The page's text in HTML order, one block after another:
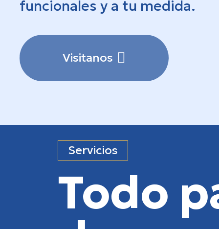
funcionales y a tu medida.
Visitanos
Servicios
Todo